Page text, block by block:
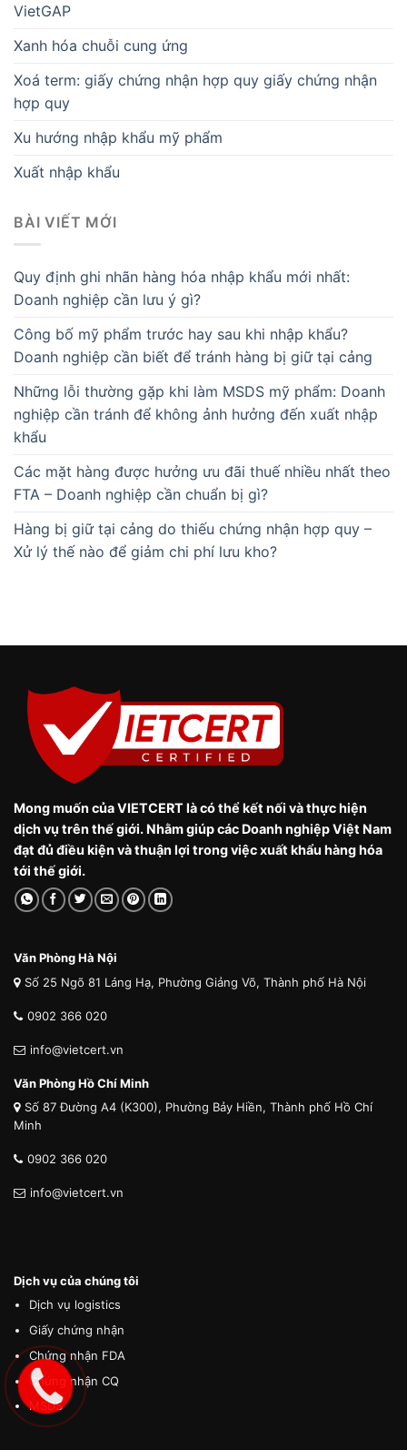
VietGAP
Xanh hóa chuỗi cung ứng
Xoá term: giấy chứng nhận hợp quy giấy chứng nhận
hợp quy
Xu hướng nhập khẩu mỹ phẩm
Xuất nhập khẩu
BÀI VIẾT MỚI
Quy định ghi nhãn hàng hóa nhập khẩu mới nhất:
Doanh nghiệp cần lưu ý gì?
Công bố mỹ phẩm trước hay sau khi nhập khẩu?
Doanh nghiệp cần biết để tránh hàng bị giữ tại cảng
Những lỗi thường gặp khi làm MSDS mỹ phẩm: Doanh
nghiệp cần tránh để không ảnh hưởng đến xuất nhập
khẩu
Các mặt hàng được hưởng ưu đãi thuế nhiều nhất theo
FTA – Doanh nghiệp cần chuẩn bị gì?
Hàng bị giữ tại cảng do thiếu chứng nhận hợp quy –
Xử lý thế nào để giảm chi phí lưu kho?
Mong muốn của VIETCERT là có thể kết nối và thực hiện
dịch vụ trên thế giới. Nhằm giúp các Doanh nghiệp Việt Nam
đạt đủ điều kiện và thuận lợi trong việc xuất khẩu hàng hóa
tới thế giới.
Văn Phòng Hà Nội
Số 25 Ngõ 81 Láng Hạ, Phường Giảng Võ, Thành phố Hà Nội
0902 366 020
info@vietcert.vn
Văn Phòng Hồ Chí Minh
Số 87 Đường A4 (K300), Phường Bảy Hiền, Thành phố Hồ Chí
Minh
0902 366 020
info@vietcert.vn
Dịch vụ của chúng tôi
Dịch vụ logistics
Giấy chứng nhận
Chứng nhận FDA
Chứng nhận CQ
MSDS